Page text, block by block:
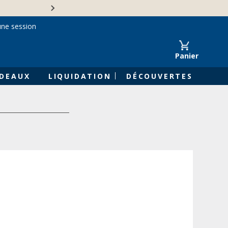
Panier
LIQUIDATION DÉCOUVERTES
session